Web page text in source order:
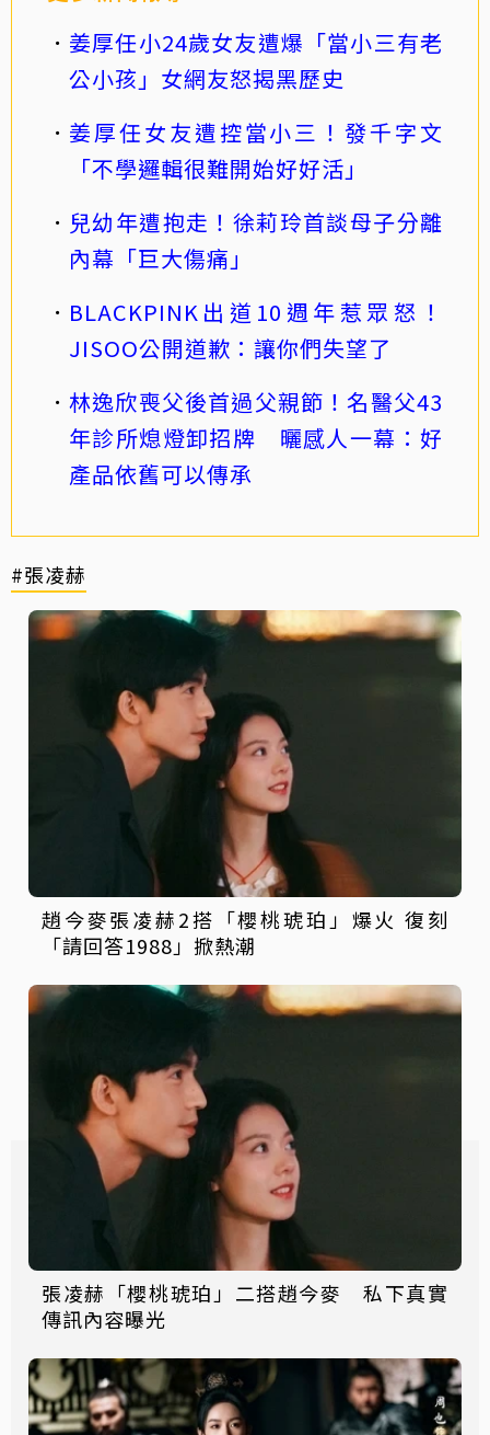
姜厚任小24歲女友遭爆「當小三有老
公小孩」女網友怒揭黑歷史
姜厚任女友遭控當小三！發千字文
「不學邏輯很難開始好好活」
兒幼年遭抱走！徐莉玲首談母子分離
內幕「巨大傷痛」
BLACKPINK出道10週年惹眾怒！
JISOO公開道歉：讓你們失望了
林逸欣喪父後首過父親節！名醫父43
年診所熄燈卸招牌 曬感人一幕：好
產品依舊可以傳承
#張凌赫
趙今麥張凌赫2搭「櫻桃琥珀」爆火 復刻
「請回答1988」掀熱潮
張凌赫「櫻桃琥珀」二搭趙今麥 私下真實
傳訊內容曝光